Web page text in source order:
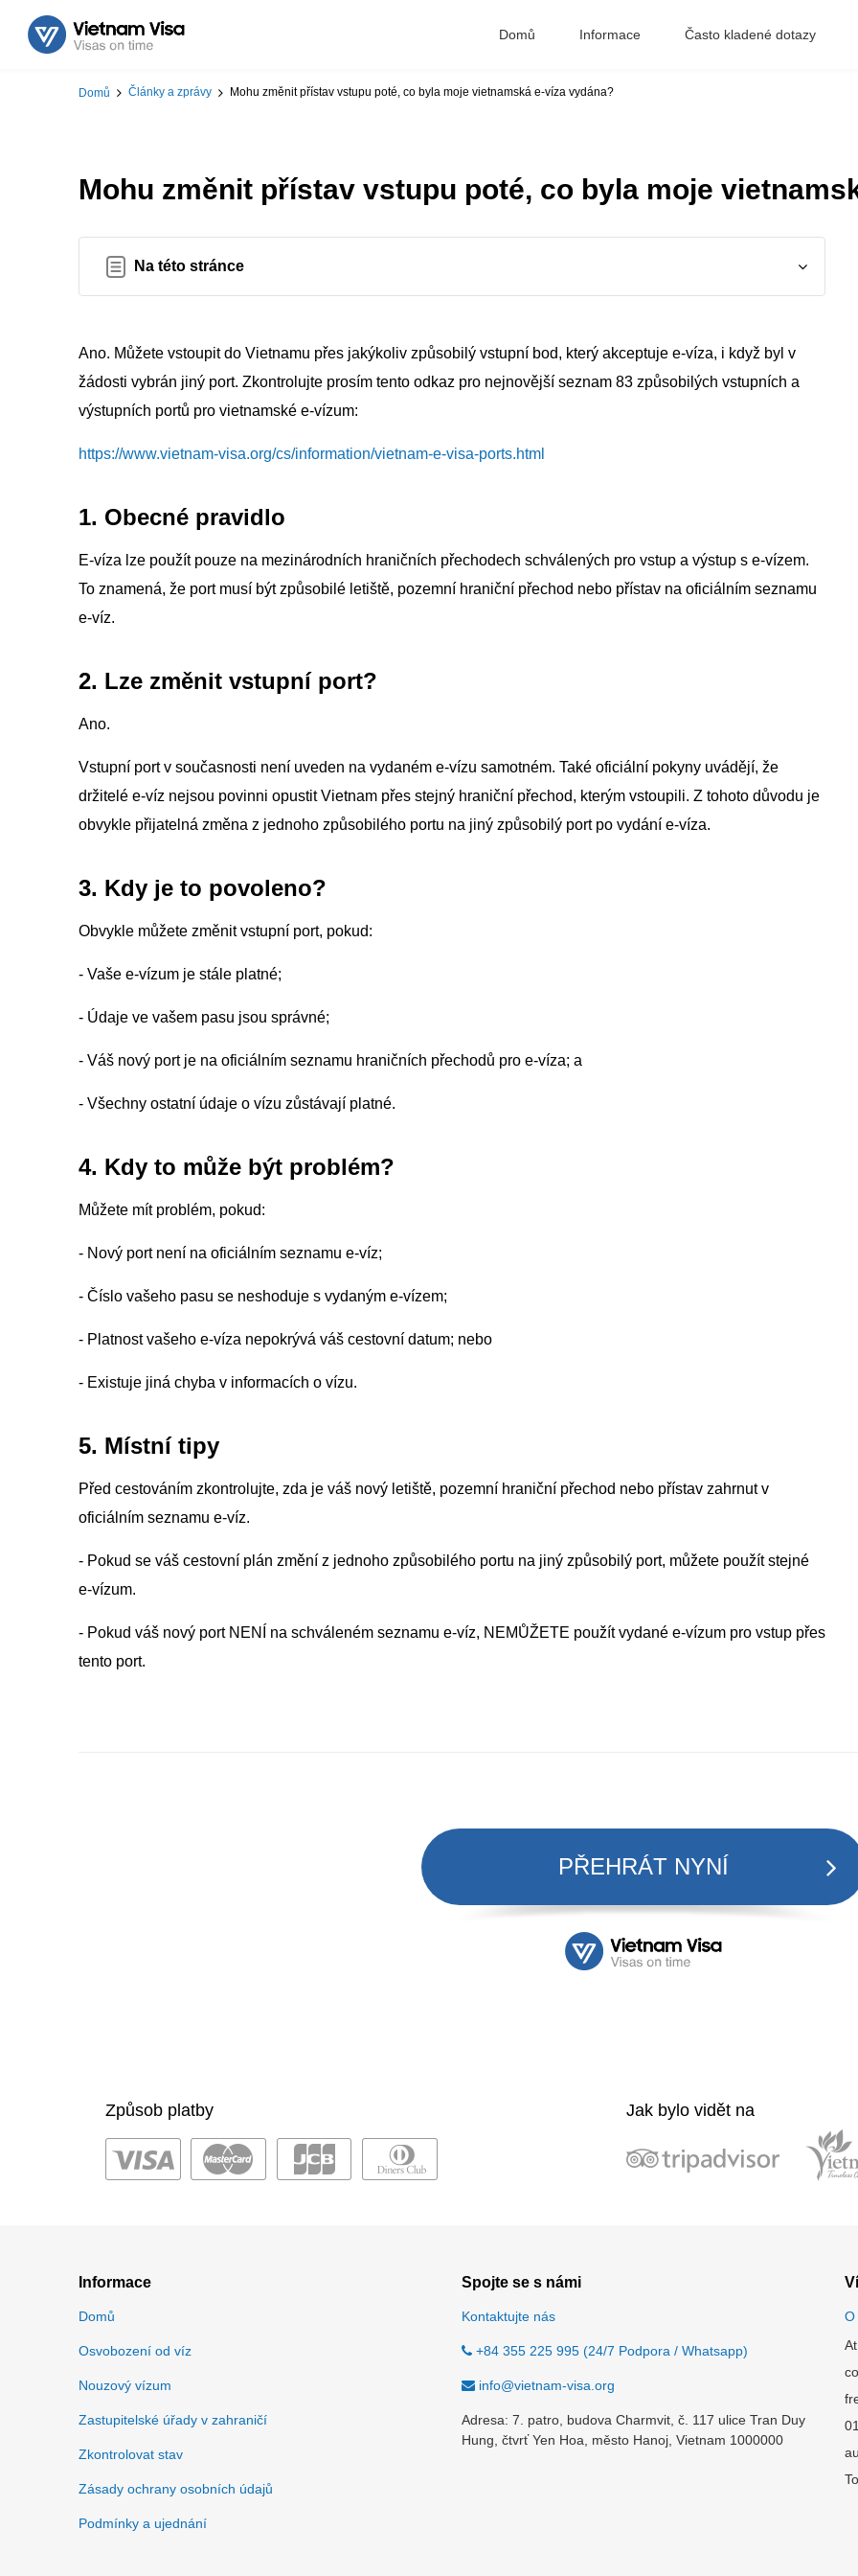
Domů Informace Často kladené dotazy
Domů Články a zprávy Mohu změnit přístav vstupu poté, co byla moje vietnamská e-víza vydána?
Mohu změnit přístav vstupu poté, co byla moje
Na této stránce
Ano. Můžete vstoupit do Vietnamu přes jakýkoliv způsobilý vstupní bod, který akceptuje e-víza, i když byl v
žádosti vybrán jiný port. Zkontrolujte prosím tento odkaz pro nejnovější seznam 83 způsobilých vstupních a
výstupních portů pro vietnamské e-vízum:
https://www.vietnam-visa.org/cs/information/vietnam-e-visa-ports.html
1. Obecné pravidlo
E-víza lze použít pouze na mezinárodních hraničních přechodech schválených pro vstup a výstup s e-vízem.
To znamená, že port musí být způsobilé letiště, pozemní hraniční přechod nebo přístav na oficiálním seznamu
e-víz.
2. Lze změnit vstupní port?
Ano.
Vstupní port v současnosti není uveden na vydaném e-vízu samotném. Také oficiální pokyny uvádějí, že
držitelé e-víz nejsou povinni opustit Vietnam přes stejný hraniční přechod, kterým vstoupili. Z tohoto důvodu je
obvykle přijatelná změna z jednoho způsobilého portu na jiný způsobilý port po vydání e-víza.
3. Kdy je to povoleno?
Obvykle můžete změnit vstupní port, pokud:
- Vaše e-vízum je stále platné;
- Údaje ve vašem pasu jsou správné;
- Váš nový port je na oficiálním seznamu hraničních přechodů pro e-víza; a
- Všechny ostatní údaje o vízu zůstávají platné.
4. Kdy to může být problém?
Můžete mít problém, pokud:
- Nový port není na oficiálním seznamu e-víz;
- Číslo vašeho pasu se neshoduje s vydaným e-vízem;
- Platnost vašeho e-víza nepokrývá váš cestovní datum; nebo
- Existuje jiná chyba v informacích o vízu.
5. Místní tipy
Před cestováním zkontrolujte, zda je váš nový letiště, pozemní hraniční přechod nebo přístav zahrnut v
oficiálním seznamu e-víz.
- Pokud se váš cestovní plán změní z jednoho způsobilého portu na jiný způsobilý port, můžete použít stejné
e-vízum.
- Pokud váš nový port NENÍ na schváleném seznamu e-víz, NEMŮŽETE použít vydané e-vízum pro vstup přes
tento port.
PŘEHRÁT NYNÍ
Způsob platby Jak bylo vidět na
Informace
Domů
Osvobození od víz
Nouzový vízum
Zastupitelské úřady v zahraničí
Zkontrolovat stav
Zásady ochrany osobních údajů
Podmínky a ujednání
Spojte se s námi
Kontaktujte nás
+84 355 225 995 (24/7 Podpora / Whatsapp)
info@vietnam-visa.org
Adresa: 7. patro, budova Charmvit, č. 117 ulice Tran Duy
Hung, čtvrť Yen Hoa, město Hanoj, Vietnam 1000000
O